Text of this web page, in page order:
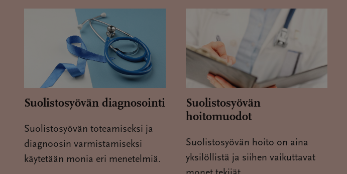
Suolistosyövän diagnosointi
Suolistosyövän toteamiseksi ja
diagnoosin varmistamiseksi
käytetään monia eri menetelmiä.
Suolistosyövän
hoitomuodot
Suolistosyövän hoito on aina
yksilöllistä ja siihen vaikuttavat